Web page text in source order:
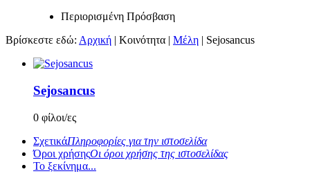
Περιορισμένη Πρόσβαση
Βρίσκεστε εδώ: Αρχική | Κοινότητα | Μέλη | Sejosancus
Sejosancus
0 φίλοι/ες
ΣχετικάΠληροφορίες για την ιστοσελίδα
Όροι χρήσηςΟι όροι χρήσης της ιστοσελίδας
Το ξεκίνημα...